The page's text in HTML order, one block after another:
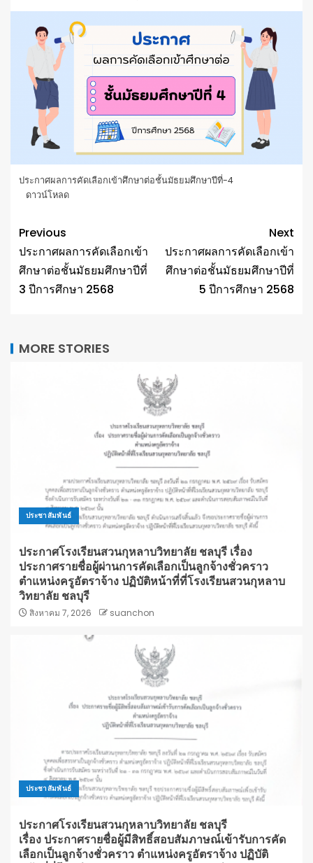
ประกาศผลการคัดเลือกเข้าศึกษาต่อชั้นมัธยมศึกษาปีที่-4
ดาวน์โหลด
Previous
ประกาศผลการคัดเลือกเข้า
ศึกษาต่อชั้นมัธยมศึกษาปีที่
3 ปีการศึกษา 2568
Next
ประกาศผลการคัดเลือกเข้า
ศึกษาต่อชั้นมัธยมศึกษาปีที่
5 ปีการศึกษา 2568
MORE STORIES
ประชาสัมพันธ์
ประกาศโรงเรียนสวนกุหลาบวิทยาลัย ชลบุรี เรื่อง
ประกาศรายชื่อผู้ผ่านการคัดเลือกเป็นลูกจ้างชั่วคราว
ตำแหน่งครูอัตราจ้าง ปฏิบัติหน้าที่ที่โรงเรียนสวนกุหลาบ
วิทยาลัย ชลบุรี
สิงหาคม 7, 2026 suanchon
ประชาสัมพันธ์
ประกาศโรงเรียนสวนกุหลาบวิทยาลัย ชลบุรี
เรื่อง ประกาศรายชื่อผู้มีสิทธิ์สอบสัมภาษณ์เข้ารับการคัด
เลือกเป็นลูกจ้างชั่วคราว ตำแหน่งครูอัตราจ้าง ปฏิบัติ